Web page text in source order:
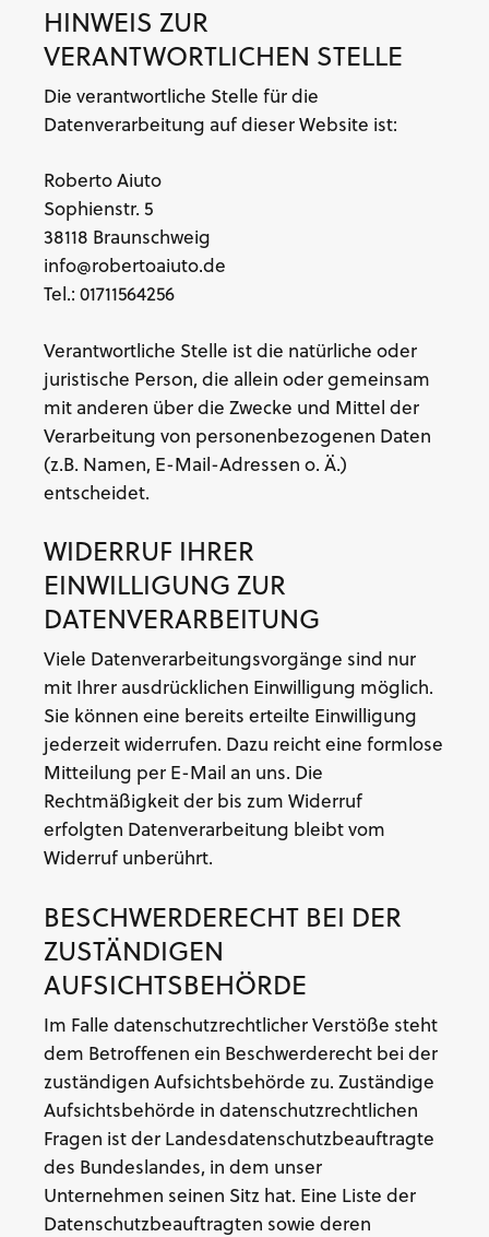
HINWEIS ZUR
VERANTWORTLICHEN STELLE
Die verantwortliche Stelle für die
Datenverarbeitung auf dieser Website ist:
Roberto Aiuto
Sophienstr. 5
38118 Braunschweig
info@robertoaiuto.de
Tel.: 01711564256
Verantwortliche Stelle ist die natürliche oder
juristische Person, die allein oder gemeinsam
mit anderen über die Zwecke und Mittel der
Verarbeitung von personenbezogenen Daten
(z.B. Namen, E-Mail-Adressen o. Ä.)
entscheidet.
WIDERRUF IHRER
EINWILLIGUNG ZUR
DATENVERARBEITUNG
Viele Datenverarbeitungsvorgänge sind nur
mit Ihrer ausdrücklichen Einwilligung möglich.
Sie können eine bereits erteilte Einwilligung
jederzeit widerrufen. Dazu reicht eine formlose
Mitteilung per E-Mail an uns. Die
Rechtmäßigkeit der bis zum Widerruf
erfolgten Datenverarbeitung bleibt vom
Widerruf unberührt.
BESCHWERDERECHT BEI DER
ZUSTÄNDIGEN
AUFSICHTSBEHÖRDE
Im Falle datenschutzrechtlicher Verstöße steht
dem Betroffenen ein Beschwerderecht bei der
zuständigen Aufsichtsbehörde zu. Zuständige
Aufsichtsbehörde in datenschutzrechtlichen
Fragen ist der Landesdatenschutzbeauftragte
des Bundeslandes, in dem unser
Unternehmen seinen Sitz hat. Eine Liste der
Datenschutzbeauftragten sowie deren